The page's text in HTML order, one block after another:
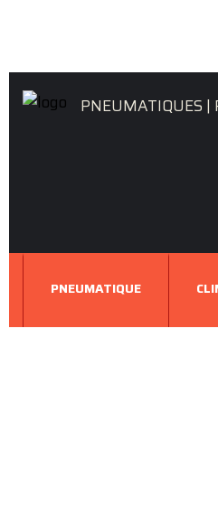
PNEUMATIQUES |
PNEUMATIQUE